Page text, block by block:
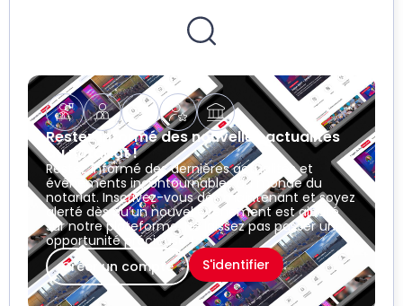
Restez informé des nouvelles actualités
du notariat !
Restez informé des dernières actualités et
événements incontournables du monde du
notariat. Inscrivez-vous dès maintenant et soyez
alerté dès qu’un nouvel événement est ajouté
sur notre plateforme. Ne laissez pas passer une
opportunité précieuse !
Créer un compte
S'identifier